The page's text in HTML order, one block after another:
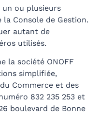
ou plusieurs
Console de Gestion.
autant de
utilisés.
la société ONOFF
simplifiée,
Commerce et des
832 235 253 et
boulevard de Bonne